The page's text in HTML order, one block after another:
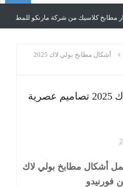
مطابخ كلاسيك من شركة مارنكو للمطابخ
أشكال مطابخ بولي لاك 2025
أشكال مطابخ بولي لاك 2025 تصاميم عصرية
2025 مع أجمل أشكال مطابخ بولي لاك